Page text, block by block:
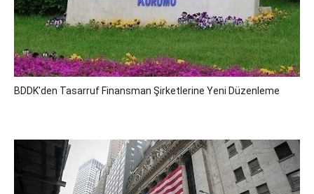
BDDK'den Tasarruf Finansman Şirketlerine Yeni Düzenleme